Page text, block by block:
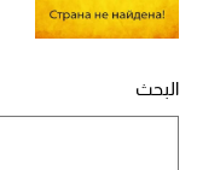
البحث